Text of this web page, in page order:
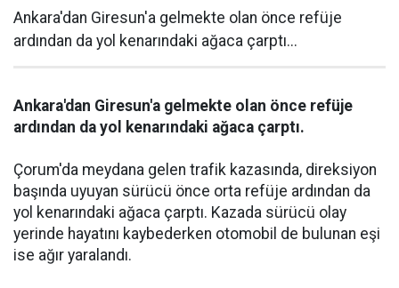
Ankara'dan Giresun'a gelmekte olan önce refüje
ardından da yol kenarındaki ağaca çarptı...
Ankara'dan Giresun'a gelmekte olan önce refüje
ardından da yol kenarındaki ağaca çarptı.
Çorum'da meydana gelen trafik kazasında, direksiyon
başında uyuyan sürücü önce orta refüje ardından da
yol kenarındaki ağaca çarptı. Kazada sürücü olay
yerinde hayatını kaybederken otomobil de bulunan eşi
ise ağır yaralandı.